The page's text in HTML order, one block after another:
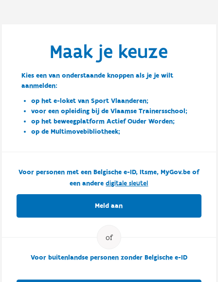
Maak je keuze
Kies een van onderstaande knoppen als je je wilt
aanmelden:
op het e-loket van Sport Vlaanderen;
voor een opleiding bij de Vlaamse Trainersschool;
op het beweegplatform Actief Ouder Worden;
op de Multimovebibliotheek;
Voor personen met een Belgische e-ID, Itsme, MyGov.be of
een anderedigitale sleutel
Meld aan
Voor buitenlandse personen zonder Belgische e-ID